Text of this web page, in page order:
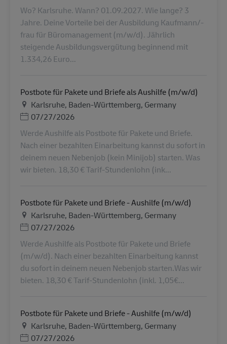
Wo? Karlsruhe. Wann? 01.09.2027. Wie lange? 3
Jahre. Deine Vorteile bei der Ausbildung Kaufmann/-
frau für Büromanagement (m/w/d). Jährlich
steigende Ausbildungsvergütung beginnend mit
1.334,26 Euro...
Postbote für Pakete und Briefe als Aushilfe (m/w/d)
Τοποθεσία
Karlsruhe, Baden-Württemberg, Germany
Ημερομηνία Ανάρτησης
07/27/2026
Werde Aushilfe als Postbote für Pakete und Briefe.
Nach einer bezahlten Einarbeitung kannst du sofort in
deinem neuen Nebenjob (kein Minijob) starten. Was
wir bieten. 18,30 € Tarif-Stundenlohn (ink...
Postbote für Pakete und Briefe - Aushilfe (m/w/d)
Τοποθεσία
Karlsruhe, Baden-Württemberg, Germany
Ημερομηνία Ανάρτησης
07/27/2026
Werde Aushilfe als Postbote für Pakete und Briefe
(m/w/d). Nach einer bezahlten Einarbeitung kannst
du sofort in deinem neuen Nebenjob starten.Was wir
bieten. 18,30 € Tarif-Stundenlohn (inkl. 1,05€...
Postbote für Pakete und Briefe - Aushilfe (m/w/d)
Τοποθεσία
Karlsruhe, Baden-Württemberg, Germany
Ημερομηνία Ανάρτησης
07/27/2026